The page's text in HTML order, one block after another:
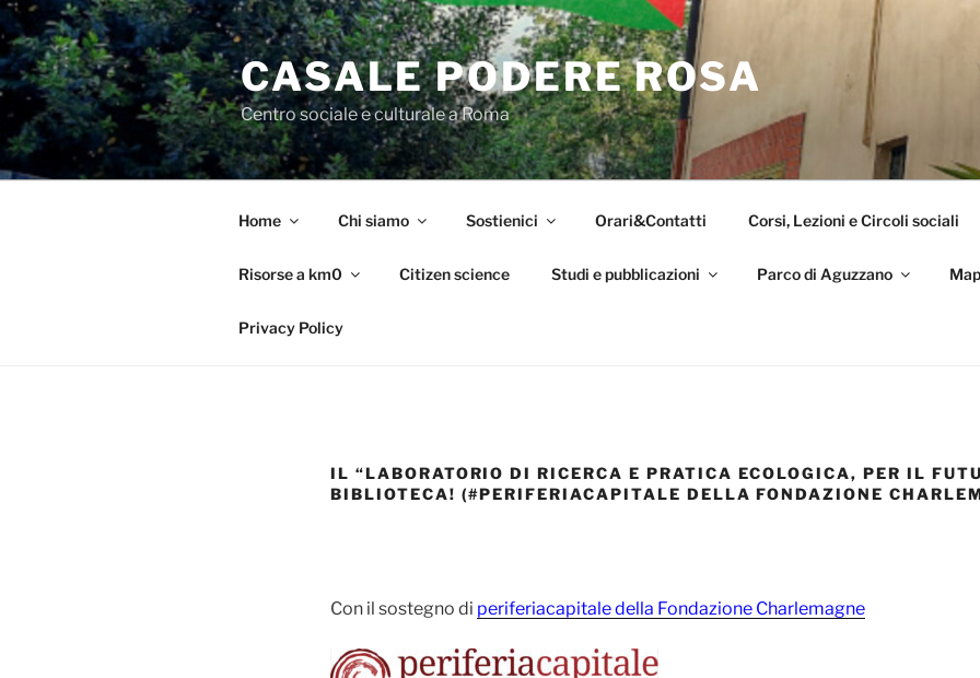
Salta
al
contenuto
CASALE PODERE ROSA
Centro sociale e culturale a Roma
Home Chi siamo Sostienici Orari&Contatti Corsi, Lezioni e Circoli sociali
Risorse a km0 Citizen science Studi e pubblicazioni Parco di Aguzzano
Privacy Policy
IL “LABORATORIO DI RICERCA E PRATICA ECOLOGICA, PER IL
BIBLIOTECA! (#PERIFERIACAPITALE DELLA FONDAZIONE
Con il sostegno di periferiacapitale della Fondazione Charlemagne